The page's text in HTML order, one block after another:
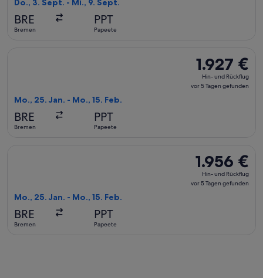
Do., 3. Sept. - Mi., 9. Sept.
BRE
Bremen
PPT
Papeete
1.927 €
Hin-
und
1.927 €
Hin- und Rückflug
vor 5 Tagen gefunden
Mo., 25. Jan. - Mo., 15. Feb.
BRE
Bremen
PPT
Papeete
1.956 €
Hin-
und
1.956 €
Hin- und Rückflug
vor 5 Tagen gefunden
Mo., 25. Jan. - Mo., 15. Feb.
BRE
Bremen
PPT
Papeete